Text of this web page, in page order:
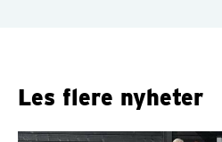
Les flere nyheter